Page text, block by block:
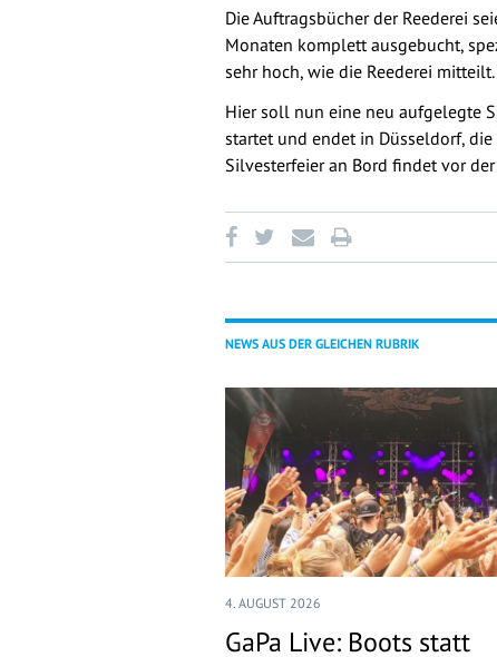
Die Auftragsbücher der Reederei
Monaten komplett ausgebucht,
sehr hoch, wie die Reederei
Hier soll nun eine neu aufgelegte
startet und endet in Düsseldorf,
Silvesterfeier an Bord findet vor
NEWS AUS DER GLEICHEN RUBRIK
4. AUGUST 2026
GaPa Live: Boots statt